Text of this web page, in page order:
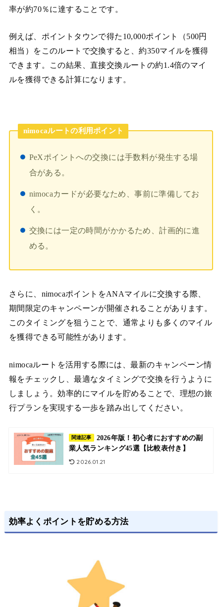
率が約70％に達することです。
例えば、ポイントタウンで得た10,000ポイント（500円
相当）をこのルートで交換すると、約350マイルを獲得
できます。この結果、直接交換ルートの約1.4倍のマイ
ルを獲得できる計算になります。
nimocaルートの利用ポイント
PeXポイントへの交換には手数料が発生する場
合がある。
nimocaカードが必要なため、事前に準備してお
く。
交換には一定の時間がかかるため、計画的に進
める。
さらに、nimocaポイントをANAマイルに交換する際、
期間限定のキャンペーンが開催されることがあります。
このタイミングを狙うことで、通常よりも多くのマイル
を獲得できる可能性があります。
nimocaルートを活用する際には、最新のキャンペーン情
報をチェックし、最適なタイミングで交換を行うように
しましょう。効率的にマイルを貯めることで、理想の旅
行プランを実現する一歩を踏み出してください。
関連記事
2026年版！初心者におすすめの副
業人気ランキング45選【比較表付き】
2026.01.21
効率よくポイントを貯める方法